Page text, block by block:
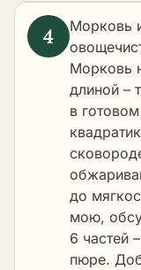
Морковь
Морковь
длиной –
в
до
мою,
6 частей
пюре.